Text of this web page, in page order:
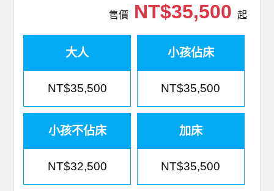
售價NT$35,500 起
大人
NT$35,500
小孩佔床
NT$35,500
小孩不佔床
NT$32,500
加床
NT$35,500